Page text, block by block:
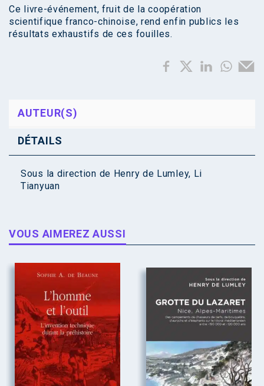
Ce livre-événement, fruit de la coopération
scientifique franco-chinoise, rend enfin publics les
résultats exhaustifs de ces fouilles.
AUTEUR(S)
DÉTAILS
Sous la direction de Henry de Lumley, Li
Tianyuan
VOUS AIMEREZ AUSSI